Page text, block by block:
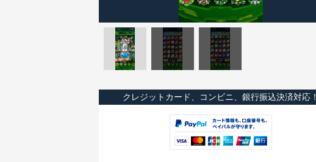
クレジットカード、コンビニ、銀行振込決済対応！